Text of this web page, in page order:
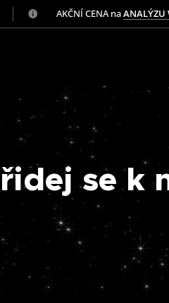
✅ AKČNÍ CENA naANALÝZU
se k